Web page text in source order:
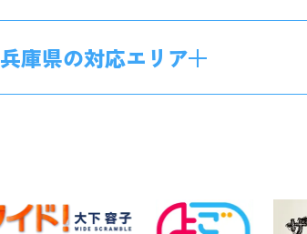
い。
兵庫県の対応エリア